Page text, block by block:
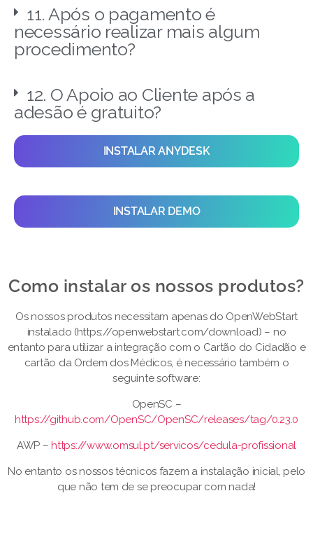
11. Após o pagamento é
necessário realizar mais algum
procedimento?
12. O Apoio ao Cliente após a
adesão é gratuito?
INSTALAR ANYDESK
INSTALAR DEMO
Como instalar os nossos produtos?​
Os nossos produtos necessitam apenas do OpenWebStart
instalado (https://openwebstart.com/download) – no
entanto para utilizar a integração com o Cartão do Cidadão e
cartão da Ordem dos Médicos, é necessário também o
seguinte software:
OpenSC –
https://github.com/OpenSC/OpenSC/releases/tag/0.23.0
AWP –https://www.omsul.pt/servicos/cedula-profissional
No entanto os nossos técnicos fazem a instalação inicial, pelo
que não tem de se preocupar com nada!